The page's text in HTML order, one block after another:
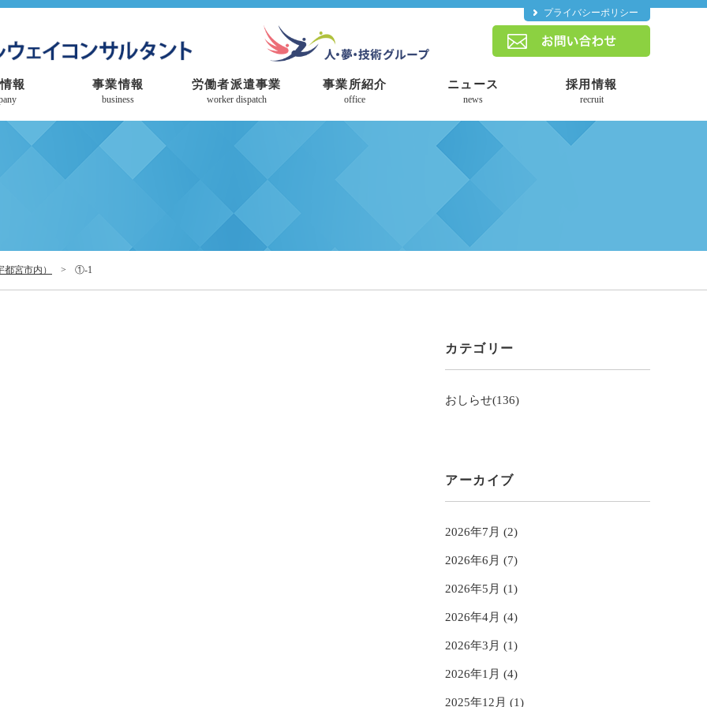
プライバシーポリシー
報 事業情報
business
労働者派遣事業
worker dispatch
事業所紹介
office
ニュース
news
採用情報
recruit
宮市内） > ①-1
カテゴリー
おしらせ(136)
アーカイブ
2026年7月 (2)
2026年6月 (7)
2026年5月 (1)
2026年4月 (4)
2026年3月 (1)
2026年1月 (4)
2025年12月 (1)